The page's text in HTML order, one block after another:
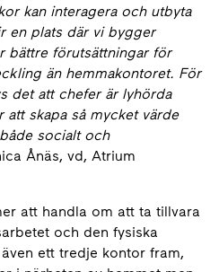
kan interagera och utbyta
en plats där vi bygger
bättre förutsättningar för
än hemmakontoret. För
det att chefer är lyhörda
skapa så mycket värde
socialt och
Ånäs, vd, Atrium
att handla om att ta tillvara
och den fysiska
ett tredje kontor fram,